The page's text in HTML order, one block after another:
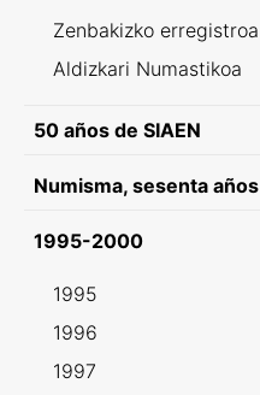
Zenbakizko erregistroa
Aldizkari Numastikoa
50 años de SIAEN
Numisma, sesenta años
1995-2000
1995
1996
1997